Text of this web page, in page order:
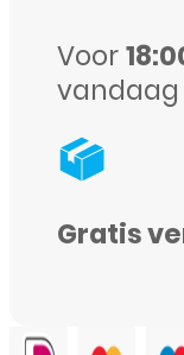
Voor
Gratis